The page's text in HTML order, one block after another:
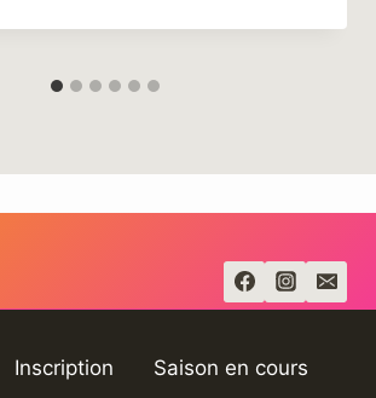
Inscription Saison en cours